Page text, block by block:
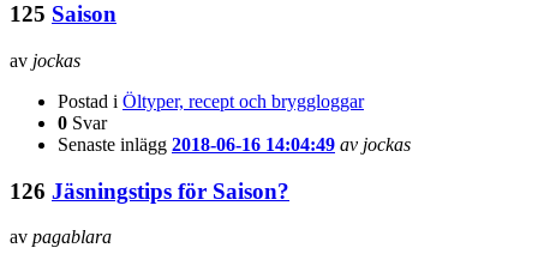
125 Saison
av jockas
Postad i Öltyper, recept och bryggloggar
0 Svar
Senaste inlägg 2018-06-16 14:04:49 av jockas
126 Jäsningstips för Saison?
av pagablara